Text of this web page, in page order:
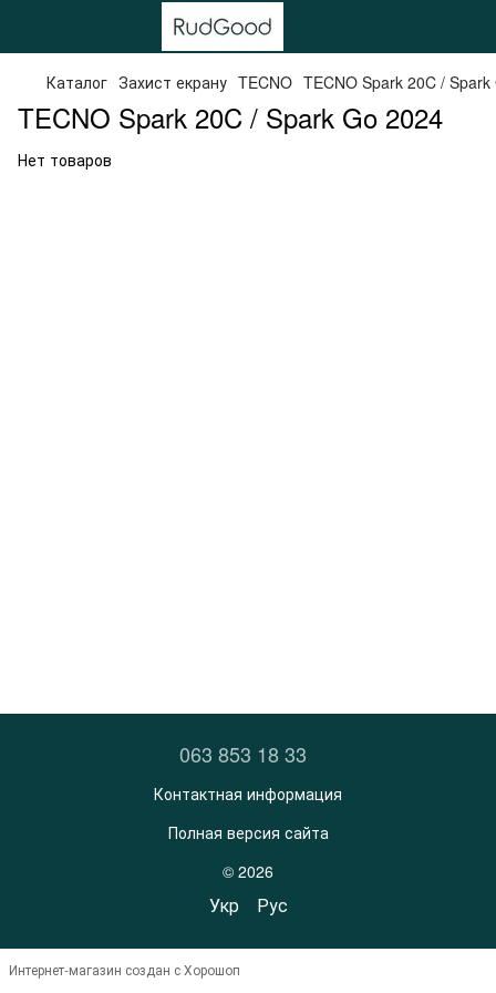
Каталог Захист екрану TECNO TECNO Spark 20C /
TECNO Spark 20C / Spark Go 2024
Нет товаров
063 853 18 33
Контактная информация
Полная версия сайта
© 2026
Укр Рус
Интернет-магазин создан с Хорошоп